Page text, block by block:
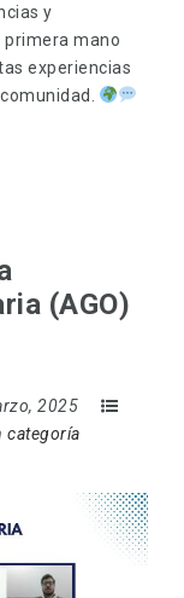
y
mano
experiencias
(AGO)
2025
categoría